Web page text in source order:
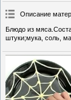
Описание
Блюдо из
штуки;мука, соль,